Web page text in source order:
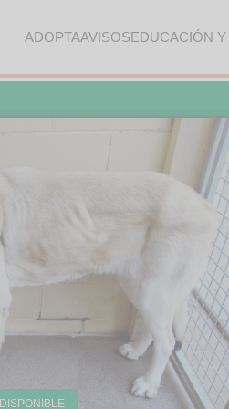
ADOPTAAVISOSEDUCACIÓN
DISPONIBLE